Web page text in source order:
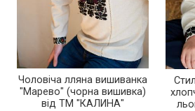
Чоловіча лляна вишиванка
"Марево" (чорна вишивка)
від ТМ "КАЛИНА"